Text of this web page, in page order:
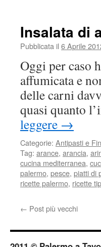
Insalata di
Pubblicata il 6 Aprile
Oggi per caso
affumicata e
delle carni
quasi quanto
leggere →
Categorie: Antipasti e
Tag: arance, arancia,
cucina mediterranea,
palermo, pesce, piatti di
ricette palermo, ricette
← Post più vecchi